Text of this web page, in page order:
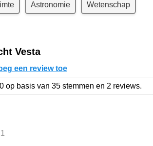
Astronomie Wetenschap
Vesta
een review toe
op basis van 35 stemmen en 2 reviews.